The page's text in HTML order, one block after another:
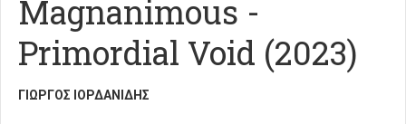
Magnanimous -
Primordial Void (2023)
ΓΙΏΡΓΟΣ ΙΟΡΔΑΝΊΔΗΣ